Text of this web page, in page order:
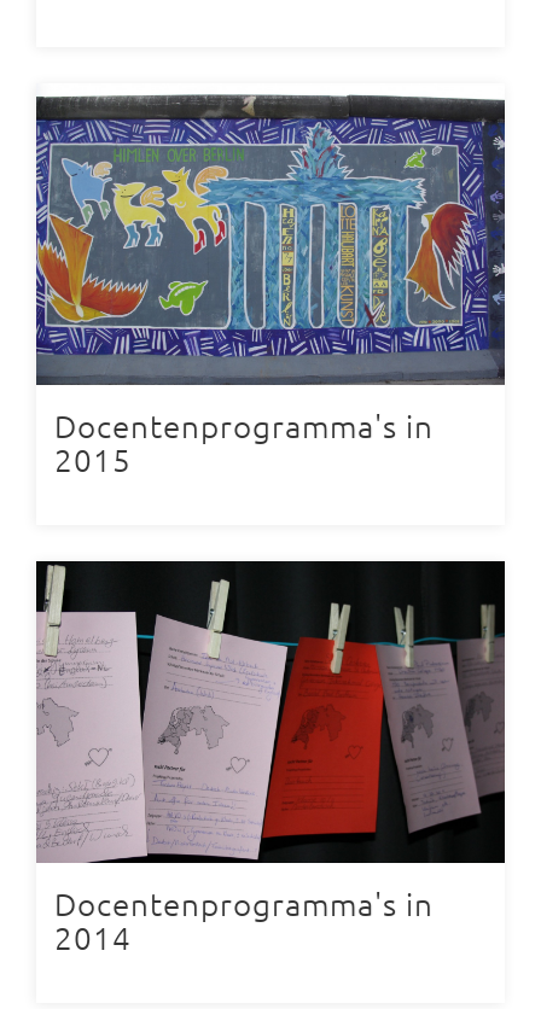
Docentenprogramma's in
2015
Docentenprogramma's in
2014